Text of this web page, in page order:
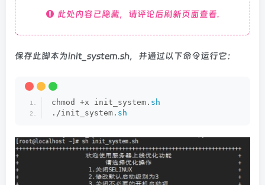
此处内容已隐藏，请评论后刷新页面查看.
保存此脚本为init_system.sh，并通过以下命令运行它：
chmod +x init_system. sh
./init_system. sh